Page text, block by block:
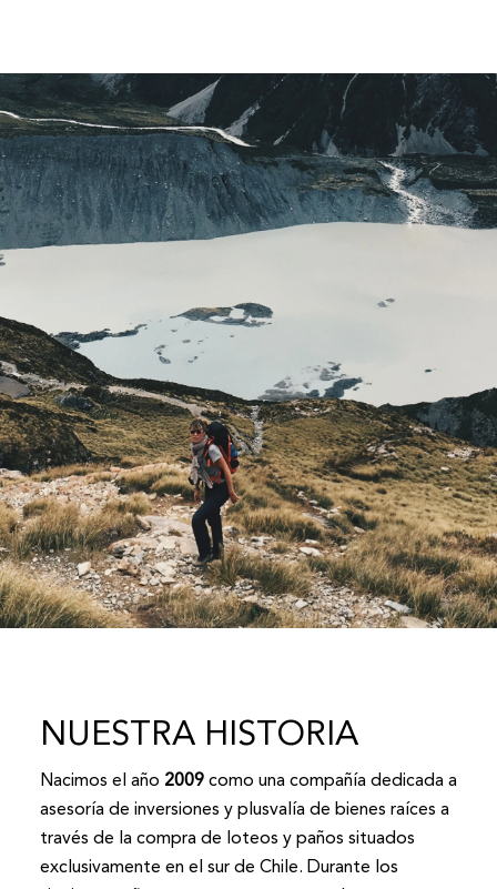
NUESTRA HISTORIA
Nacimos el año 2009como una compañía dedicada a
asesoría de inversiones y plusvalía de bienes raíces a
través de la compra de loteos y paños situados
exclusivamente en el sur de Chile. Durante los